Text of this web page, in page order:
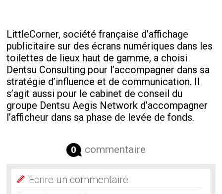
LittleCorner, société française d’affichage
publicitaire sur des écrans numériques dans les
toilettes de lieux haut de gamme, a choisi
Dentsu Consulting pour l’accompagner dans sa
stratégie d’influence et de communication. Il
s’agit aussi pour le cabinet de conseil du
groupe Dentsu Aegis Network d’accompagner
l’afficheur dans sa phase de levée de fonds.
0 commentaire
Ecrire un commentaire